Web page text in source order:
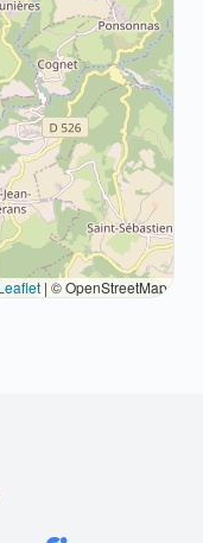
| © OpenStreetMap